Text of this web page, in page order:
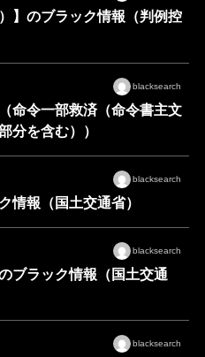
】のブラック情報（判例控
blacksearch
命令一部救済（命令書主文
分を含む））
blacksearch
情報（国土交通省）
blacksearch
ブラック情報（国土交通
blacksearch